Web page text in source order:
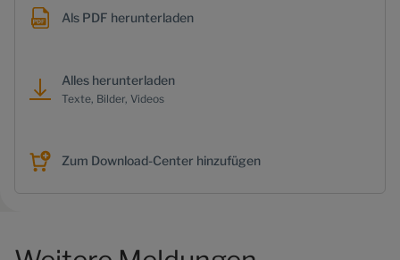
Als PDF herunterladen
Alles herunterladen
Texte, Bilder, Videos
Zum Download-Center hinzufügen